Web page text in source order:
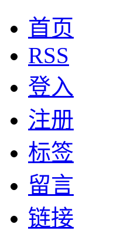
首页
RSS
登入
注册
标签
留言
链接